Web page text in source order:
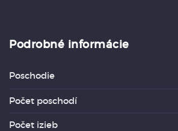
Podrobné informácie
Poschodie
Počet poschodí
Počet izieb